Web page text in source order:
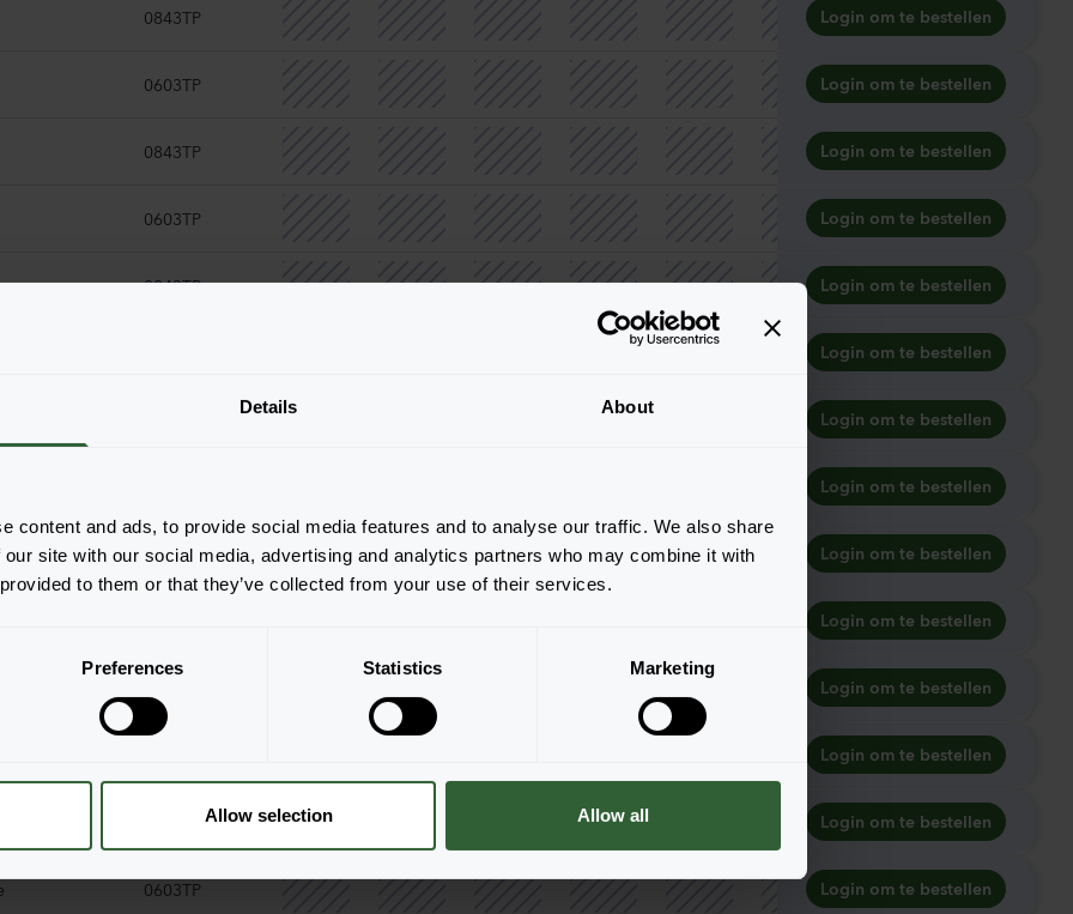
Details About
content and ads, to provide social media features and to analyse our traffic. We also share
site with our social media, advertising and analytics partners who may combine it with
to them or that they’ve collected from your use of their services.
Preferences Statistics Marketing
Allow selection Allow all
0843TP Login om te bestellen
0603TP Login om te bestellen
0843TP Login om te bestellen
0603TP Login om te bestellen
0843TP Login om te bestellen
Login om te bestellen
Login om te bestellen
Login om te bestellen
0843TP Login om te bestellen
Login om te bestellen
Login om te bestellen
Login om te bestellen
Login om te bestellen
0603TP Login om te bestellen